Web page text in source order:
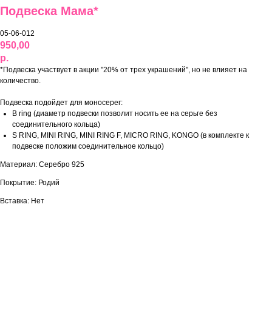
Подвеска Мама*
05-06-012
950,00
р.
*Подвеска участвует в акции "20% от трех украшений", но не влияет на
количество.
Подвеска подойдет для моносерег:
B ring (диаметр подвески позволит носить ее на серьге без
соединительного кольца)
S RING, MINI RING, MINI RING F, MICRO RING, KONGO (в комплекте к
подвеске положим соединительное кольцо)
Материал: Серебро 925
Покрытие: Родий
Вставка: Нет